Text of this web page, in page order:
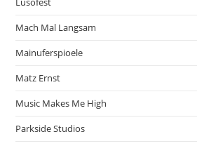
Mach Mal Langsam
Mainuferspioele
Matz Ernst
Music Makes Me High
Parkside Studios